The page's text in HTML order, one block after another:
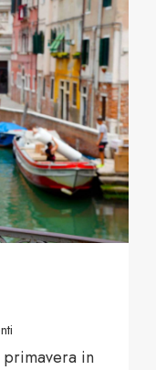
primavera in